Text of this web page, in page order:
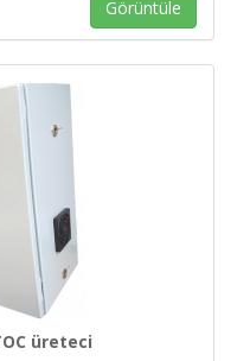
Görüntüle
üreteci